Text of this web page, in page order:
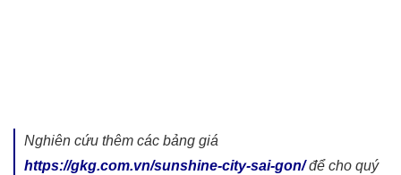
Nghiên cứu thêm các bảng giá
https://gkg.com.vn/sunshine-city-sai-gon/để cho quý